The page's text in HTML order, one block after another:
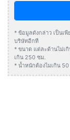
* ข้อมูลดังกล่าว เป็นเ
บริษัทอีกที
* ขนาด แต่ละด้านไม่เ
เกิน 250 ซม.
* น้ำหนักต้องไมเกิน